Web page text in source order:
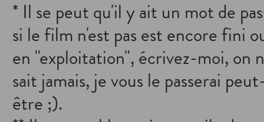
* Il se peut qu'il y ait un mot de
si le film n'est pas est encore fini
en "exploitation", écrivez-moi, on
sait jamais, je vous le passerai
être ;).